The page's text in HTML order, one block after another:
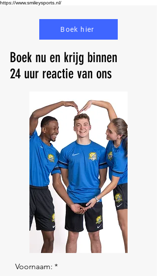
https://www.smileysports.nl/
Boek hier
Boek nu en krijg binnen
24 uur reactie van ons
Voornaam: